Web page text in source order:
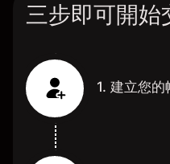
三步即可開始
1. 建立您的